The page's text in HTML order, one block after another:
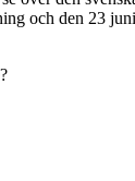
och den 23